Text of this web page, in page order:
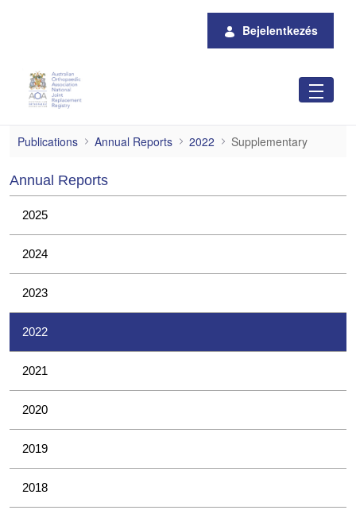
Bejelentkezés
Supplementary
Publications Annual Reports 2022 Supplementary
Annual Reports
2025
2024
2023
2022
2021
2020
2019
2018